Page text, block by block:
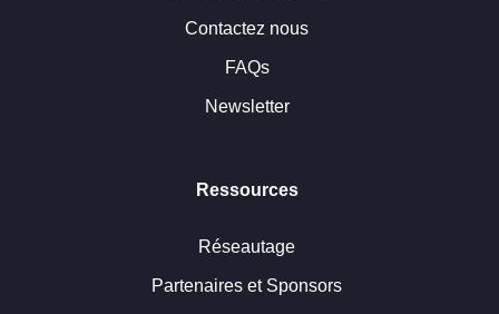
Contactez nous
FAQs
Newsletter
Ressources
Réseautage
Partenaires et Sponsors